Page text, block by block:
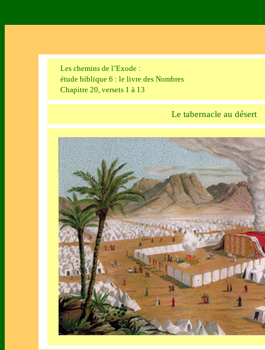
Les chemins de l’Exode :
étude biblique 6 : le livre des Nombres
Chapitre 20, versets 1 à 13
Le tabernacle au désert